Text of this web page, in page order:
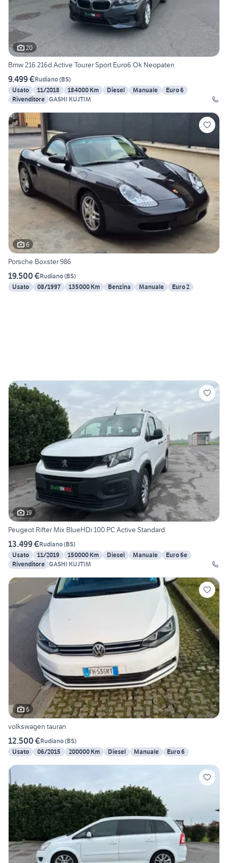
20
Bmw 216 216d Active Tourer Sport Euro6 Ok Neopaten
9.499 €Rudiano(BS)
Usato
11/2018 184000 Km Diesel Manuale
Euro 6
Rivenditore GASHI KUJTIM
6
Porsche Boxster 986
19.500 €Rudiano(BS)
Usato
08/1997 135000 Km Benzina Manuale Euro 2
19
Peugeot Rifter Mix BlueHDi 100 PC Active Standard
13.499 €Rudiano(BS)
Usato
11/2019 150000 Km Diesel Manuale
Euro 6e
Rivenditore GASHI KUJTIM
6
volkswagen tauran
12.500 €Rudiano(BS)
Usato
06/2015 200000 Km Diesel Manuale Euro 6